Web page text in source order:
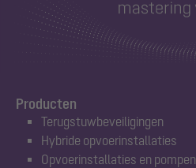
Producten
Terugstuwbeveiligingen
Hybride opvoerinstallaties
Opvoerinstallaties en pompen